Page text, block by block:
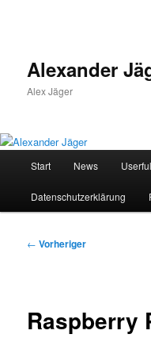
Alexander
Alex Jäger
Start News Userful
Datenschutzerklärung
Beitragsnavigation
← Vorheriger
Raspberry